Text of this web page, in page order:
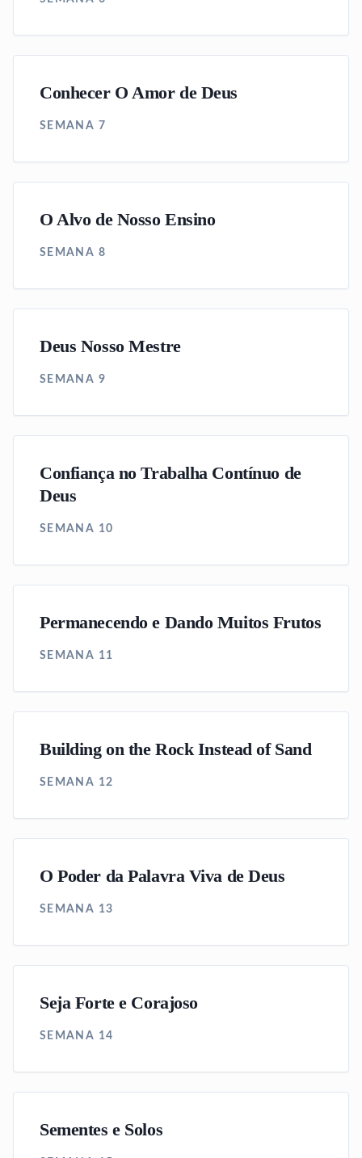
Conhecer O Amor de Deus
SEMANA 7
O Alvo de Nosso Ensino
SEMANA 8
Deus Nosso Mestre
SEMANA 9
Confiança no Trabalha Contínuo de
Deus
SEMANA 10
Permanecendo e Dando Muitos Frutos
SEMANA 11
Building on the Rock Instead of Sand
SEMANA 12
O Poder da Palavra Viva de Deus
SEMANA 13
Seja Forte e Corajoso
SEMANA 14
Sementes e Solos